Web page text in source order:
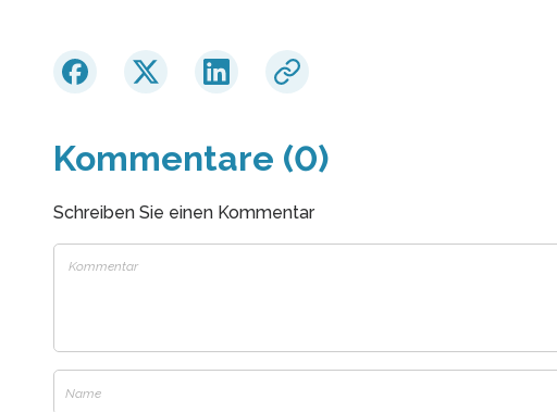
Kommentare (0)
Schreiben Sie einen Kommentar